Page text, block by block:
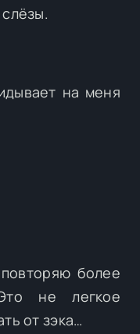
на меня
более
не легкое
от зэка…